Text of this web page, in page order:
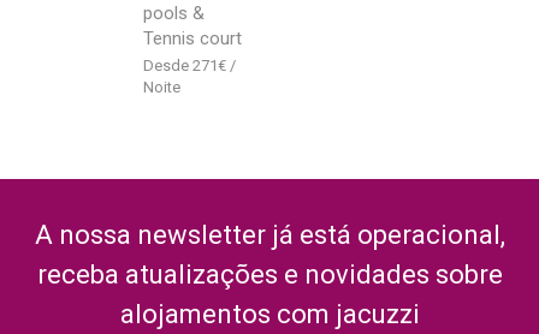
pools &
Tennis court
271€
A nossa newsletter já está operacional,
receba atualizações e novidades sobre
alojamentos com jacuzzi